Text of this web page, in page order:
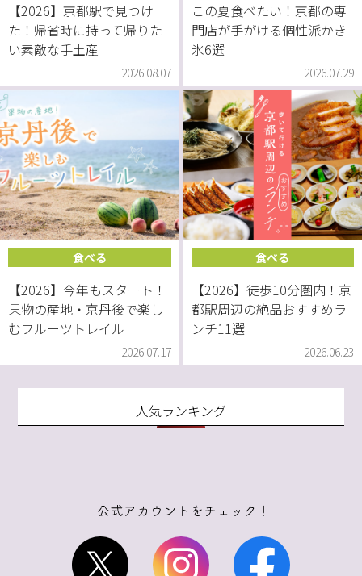
【2026】京都駅で見つけ
た！帰省時に持って帰りた
い素敵な手土産
2026.08.07
この夏食べたい！京都の専
門店が手がける個性派かき
氷6選
2026.07.29
食べる
【2026】今年もスタート！
果物の産地・京丹後で楽し
むフルーツトレイル
2026.07.17
食べる
【2026】徒歩10分圏内！京
都駅周辺の絶品おすすめラ
ンチ11選
2026.06.23
人気ランキング